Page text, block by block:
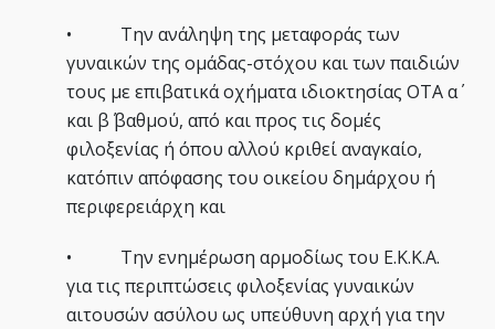
• Την ανάληψη της μεταφοράς των
γυναικών της ομάδας-στόχου και των παιδιών
τους με επιβατικά οχήματα ιδιοκτησίας ΟΤΑ α΄
και β΄ βαθμού, από και προς τις δομές
φιλοξενίας ή όπου αλλού κριθεί αναγκαίο,
κατόπιν απόφασης του οικείου δημάρχου ή
περιφερειάρχη και
• Την ενημέρωση αρμοδίως του Ε.Κ.Κ.Α.
για τις περιπτώσεις φιλοξενίας γυναικών
αιτουσών ασύλου ως υπεύθυνη αρχή για την